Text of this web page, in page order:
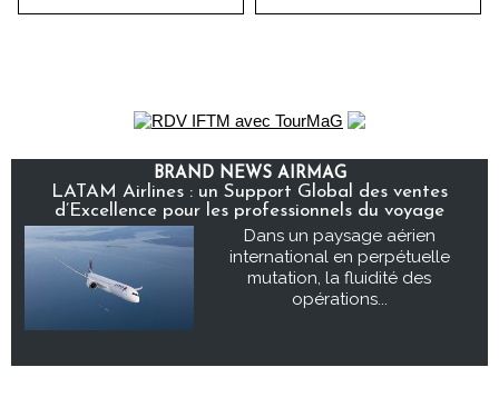
BRAND NEWS AIRMAG
LATAM Airlines : un Support Global des ventes
d’Excellence pour les professionnels du voyage
Dans un paysage aérien
international en perpétuelle
mutation, la fluidité des
opérations...